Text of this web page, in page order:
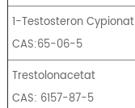
1-Testosteron Cypionat
CAS:65-06-5
Trestolonacetat
CAS: 6157-87-5